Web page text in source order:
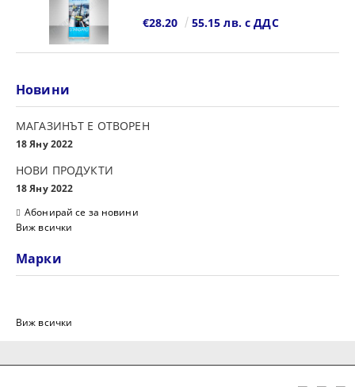
€28.20 55.15 лв. с ДДС
Новини
МАГАЗИНЪТ Е ОТВОРЕН
18 Яну 2022
НОВИ ПРОДУКТИ
18 Яну 2022
Абонирай се за новини
Виж всички
Марки
Виж всички